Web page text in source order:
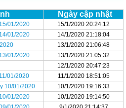
Ngày cập nhật
01/2020
15/1/2020 20:24:12
01/2020
14/1/2020 21:18:04
13/1/2020 21:06:48
01/2020
13/1/2020 21:05:32
12/1/2020 20:47:23
01/2020
11/1/2020 18:51:05
10/01/2020
10/1/2020 19:16:33
01/2020
10/1/2020 19:14:50